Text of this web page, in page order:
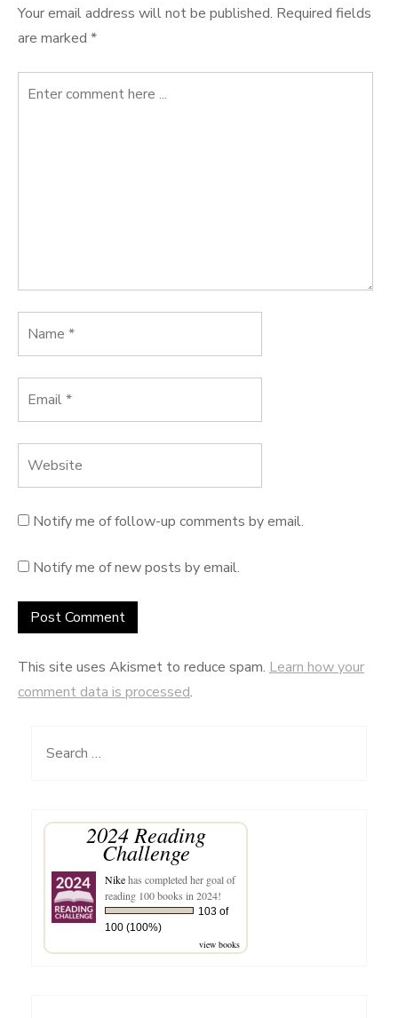
Your email address will not be published. Required fields
are marked *
Notify me of follow-up comments by email.
Notify me of new posts by email.
This site uses Akismet to reduce spam. Learn how your
comment data is processed.
Search
2024 Reading
Challenge
Nikehas completed her goal of
reading 100 books in 2024!
103 of
100 (100%)
view books